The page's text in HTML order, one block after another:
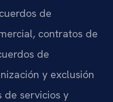
de
contratos de
de
y exclusión
de servicios y